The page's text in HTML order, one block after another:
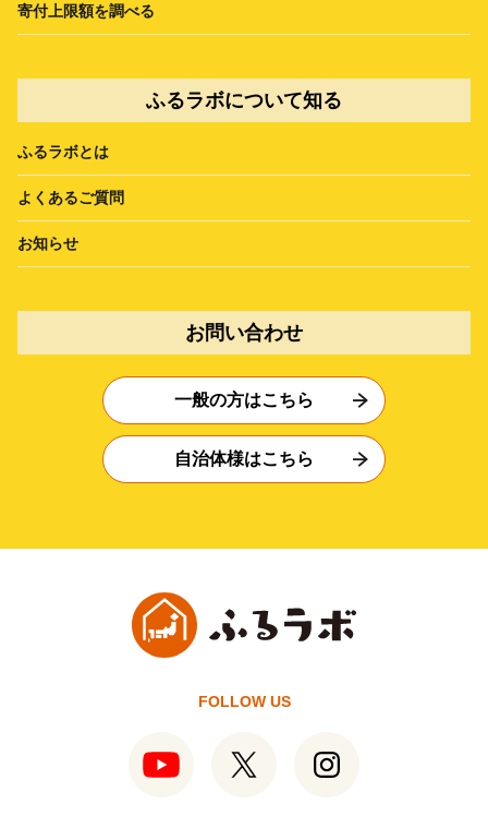
寄付上限額を調べる
ふるラボについて知る
ふるラボとは
よくあるご質問
お知らせ
お問い合わせ
一般の方はこちら
自治体様はこちら
FOLLOW US